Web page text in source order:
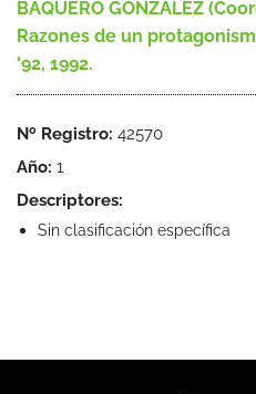
BAQUERO GONZÁLEZ
Razones de un
‘92, 1992.
Nº Registro: 42570
Año: 1
Descriptores:
Sin clasificación específica